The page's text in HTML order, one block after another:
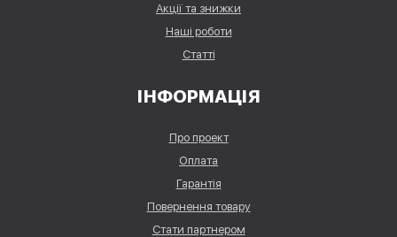
Акції та знижки
Наші роботи
Статті
ІНФОРМАЦІЯ
Про проект
Оплата
Гарантія
Повернення товару
Стати партнером